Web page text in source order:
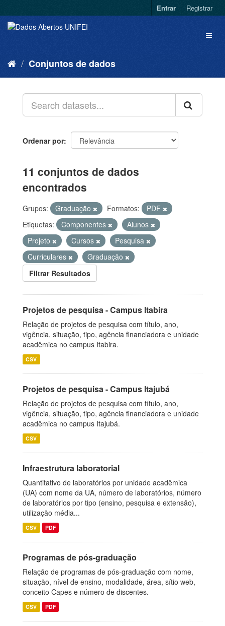
Entrar Registrar
Conjuntos de dados
Ordenar por
11 conjuntos de dados
encontrados
Grupos: Graduação Formatos:
PDF
Etiquetas:
Componentes
Alunos
Projeto
Cursos
Pesquisa
Curriculares
Graduação
Filtrar Resultados
Projetos de pesquisa - Campus Itabira
Relação de projetos de pesquisa com título, ano,
vigência, situação, tipo, agência financiadora e unidade
acadêmica no campus Itabira.
CSV
Projetos de pesquisa - Campus Itajubá
Relação de projetos de pesquisa com título, ano,
vigência, situação, tipo, agência financiadora e unidade
acadêmica no campus Itajubá.
CSV
Infraestrutura laboratorial
Quantitativo de laboratórios por unidade acadêmica
(UA) com nome da UA, número de laboratórios, número
de laboratórios por tipo (ensino, pesquisa e extensão),
utilização média...
CSV PDF
Programas de pós-graduação
Relação de programas de pós-graduação com nome,
situação, nível de ensino, modalidade, área, sítio web,
conceito Capes e número de discentes.
CSV PDF